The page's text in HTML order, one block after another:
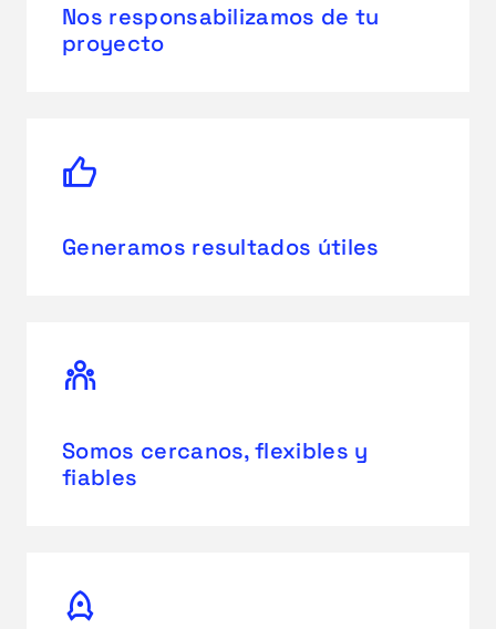
Nos responsabilizamos de tu
proyecto
Generamos resultados útiles
Somos cercanos, flexibles y
fiables